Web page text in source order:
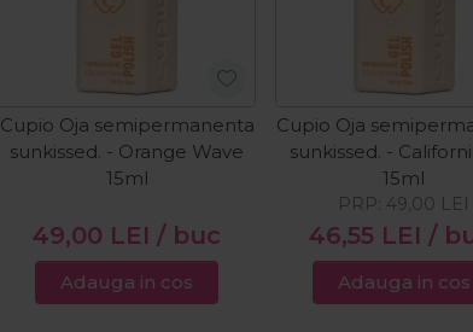
Cupio Oja semipermanenta
sunkissed. - Orange Wave
15ml
49,00 LEI / buc
Adauga in cos
Cupio Oja
sunkissed. -
15ml
46,55 LEI /
PRP: 49,00 LEI
Adauga in cos